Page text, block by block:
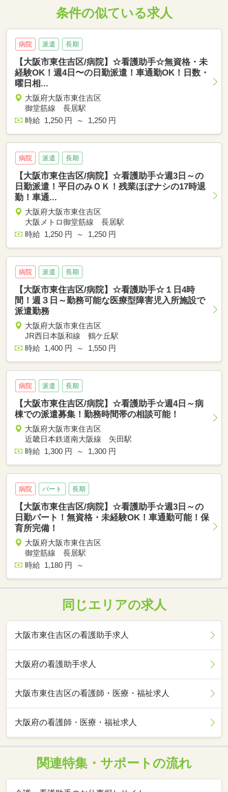
条件の似ている求人
病院 派遣 長期
【大阪市東住吉区/病院】☆看護助手☆無資格・未
経験OK！週4日〜の日勤派遣！車通勤OK！日数・
曜日相...
大阪府大阪市東住吉区
御堂筋線 長居駅
時給 1,250 円 ～ 1,250 円
病院 派遣 長期
【大阪市東住吉区/病院】☆看護助手☆週3日～の
日勤派遣！平日のみＯＫ！残業ほぼナシの17時退
勤！車通...
大阪府大阪市東住吉区
大阪メトロ御堂筋線 長居駅
時給 1,250 円 ～ 1,250 円
病院 派遣 長期
【大阪市東住吉区/病院】☆看護助手☆１日4時
間！週３日～勤務可能な医療型障害児入所施設で
派遣勤務
大阪府大阪市東住吉区
JR西日本阪和線 鶴ケ丘駅
時給 1,400 円 ～ 1,550 円
病院 派遣 長期
【大阪市東住吉区/病院】☆看護助手☆週4日～病
棟での派遣募集！勤務時間帯の相談可能！
大阪府大阪市東住吉区
近畿日本鉄道南大阪線 矢田駅
時給 1,300 円 ～ 1,300 円
病院 パート 長期
【大阪市東住吉区/病院】☆看護助手☆週3日～の
日勤パート！無資格・未経験OK！車通勤可能！保
育所完備！
大阪府大阪市東住吉区
御堂筋線 長居駅
時給 1,180 円 ～
同じエリアの求人
大阪市東住吉区の看護助手求人
大阪府の看護助手求人
大阪市東住吉区の看護師・医療・福祉求人
大阪府の看護師・医療・福祉求人
関連特集・サポートの流れ